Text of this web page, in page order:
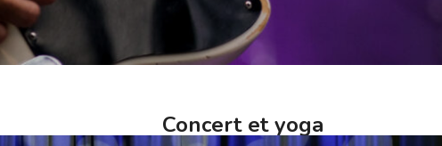
Concert et yoga